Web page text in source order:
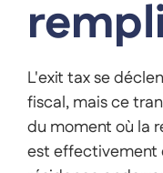
L'exit tax se
fiscal, mais ce
du moment où la
est effectivement